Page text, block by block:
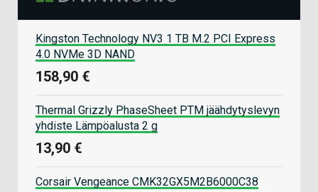
Kingston Technology NV3 1 TB M.2 PCI Express
4.0 NVMe 3D NAND
158,90 €
Thermal Grizzly PhaseSheet PTM jäähdytyslevyn
yhdiste Lämpöalusta 2 g
13,90 €
Corsair Vengeance CMK32GX5M2B6000C38